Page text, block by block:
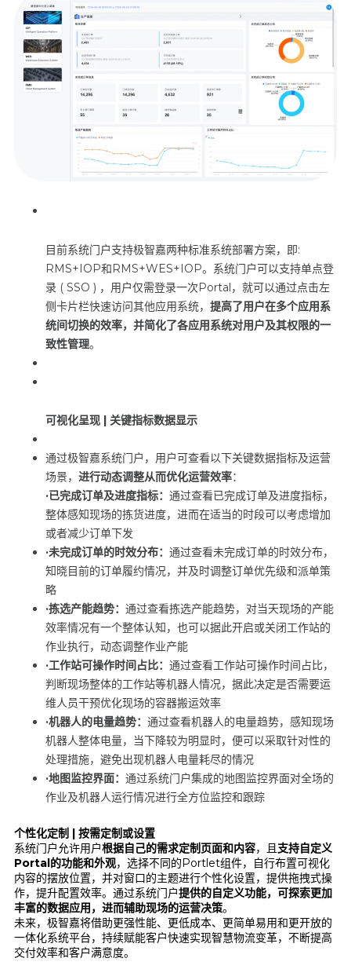
目前系统门户支持极智嘉两种标准系统部署方案，即:
RMS+IOP和RMS+WES+IOP。系统门户可以支持单点登
录 ( SSO ) ，用户仅需登录一次Portal，就可以通过点击左
侧卡片栏快速访问其他应用系统， 提高了用户在多个应用系
统间切换的效率，并简化了各应用系统对用户及其权限的一
致性管理。
可视化呈现 | 关键指标数据显示
通过极智嘉系统门户，用户可查看以下关键数据指标及运营
场景， 进行动态调整从而优化运营效率：
·已完成订单及进度指标： 通过查看已完成订单及进度指标，
整体感知现场的拣货进度，进而在适当的时段可以考虑增加
或者减少订单下发
·未完成订单的时效分布： 通过查看未完成订单的时效分布，
知晓目前的订单履约情况，并及时调整订单优先级和派单策
略
·拣选产能趋势： 通过查看拣选产能趋势，对当天现场的产能
效率情况有一个整体认知，也可以据此开启或关闭工作站的
作业执行，动态调整作业产能
·工作站可操作时间占比： 通过查看工作站可操作时间占比，
判断现场整体的工作站等机器人情况，据此决定是否需要运
维人员干预优化现场的容器搬运效率
·机器人的电量趋势： 通过查看机器人的电量趋势，感知现场
机器人整体电量，当下降较为明显时，便可以采取针对性的
处理措施，避免出现机器人电量耗尽的情况
·地图监控界面： 通过系统门户集成的地图监控界面对全场的
作业及机器人运行情况进行全方位监控和跟踪
个性化定制 | 按需定制或设置
系统门户允许用户根据自己的需求定制页面和内容，且支持自定义
Portal的功能和外观，选择不同的Portlet组件，自行布置可视化
内容的摆放位置，并对窗口的主题进行个性化设置，提供拖拽式操
作，提升配置效率。通过系统门户提供的自定义功能，可探索更加
丰富的数据应用，进而辅助现场的运营决策。
未来，极智嘉将借助更强性能、更低成本、更简单易用和更开放的
一体化系统平台，持续赋能客户快速实现智慧物流变革，不断提高
交付效率和客户满意度。